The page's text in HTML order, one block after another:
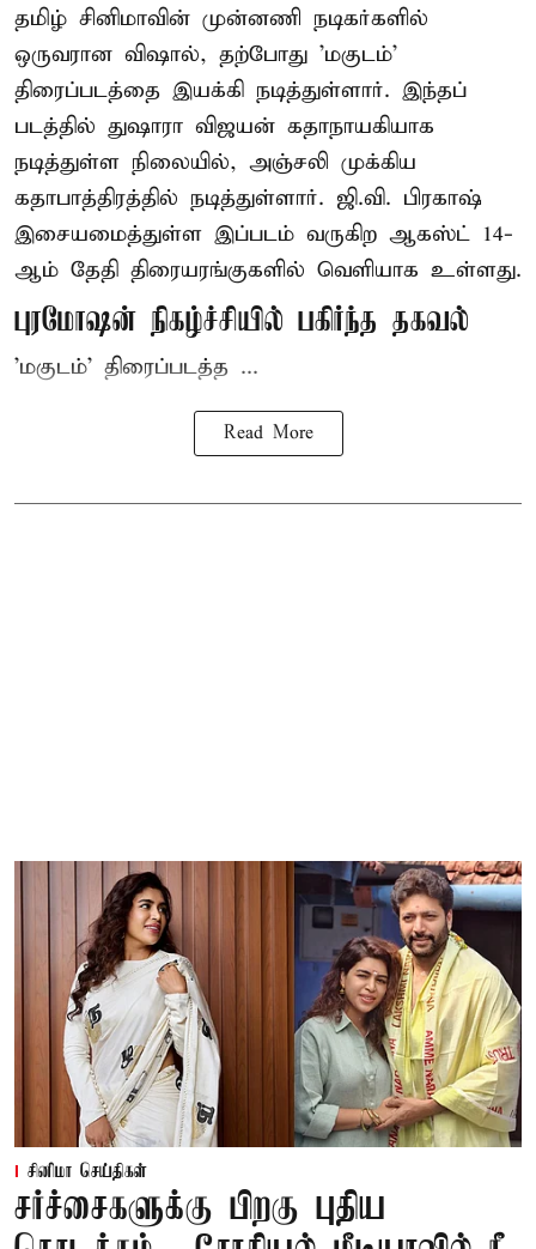
தமிழ் சினிமாவின் முன்னணி நடிகர்களில்
ஒருவரான விஷால், தற்போது 'மகுடம்'
திரைப்படத்தை இயக்கி நடித்துள்ளார். இந்தப்
படத்தில் துஷாரா விஜயன் கதாநாயகியாக
நடித்துள்ள நிலையில், அஞ்சலி முக்கிய
கதாபாத்திரத்தில் நடித்துள்ளார். ஜி.வி. பிரகாஷ்
இசையமைத்துள்ள இப்படம் வருகிற ஆகஸ்ட் 14-
ஆம் தேதி திரையரங்குகளில் வெளியாக உள்ளது.
புரமோஷன் நிகழ்ச்சியில் பகிர்ந்த தகவல்
'மகுடம்' திரைப்படத்த ...
Read More
சினிமா செய்திகள்
சர்ச்சைகளுக்கு பிறகு புதிய